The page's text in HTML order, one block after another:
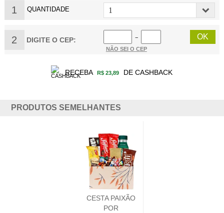
1 QUANTIDADE
2 DIGITE O CEP:
−
NÃO SEI O CEP
RECEBA R$ 23,89 DE CASHBACK
PRODUTOS SEMELHANTES
CESTA PAIXÃO
POR